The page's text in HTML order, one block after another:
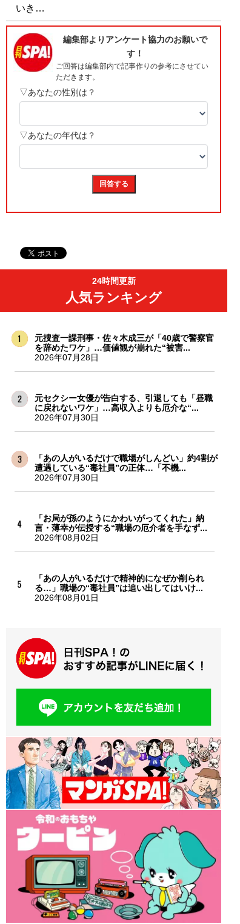
いき…
24時間更新
人気ランキング
元捜査一課刑事・佐々木成三が「40歳で警察官
を辞めたワケ」…価値観が崩れた“被害...
2026年07月28日
元セクシー女優が告白する、引退しても「昼職
に戻れないワケ」…高収入よりも厄介な“...
2026年07月30日
「あの人がいるだけで職場がしんどい」約4割が
遭遇している“毒社員”の正体…「不機...
2026年07月30日
「お局が孫のようにかわいがってくれた」納
言・薄幸が伝授する“職場の厄介者を手なず...
2026年08月02日
「あの人がいるだけで精神的になぜか削られ
る…」職場の“毒社員”は追い出してはいけ...
2026年08月01日